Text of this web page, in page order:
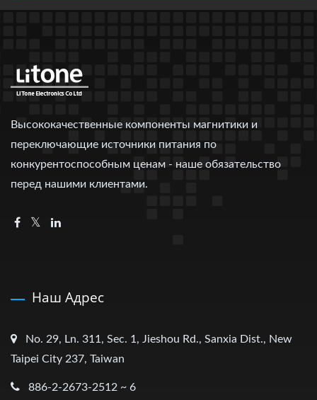
Высококачественные компоненты магнитики и
переключающие источники питания по
конкурентоспособным ценам - наше обязательство
перед нашими клиентами.
Наш Адрес
No. 29, Ln. 311, Sec. 1, Jieshou Rd., Sanxia Dist., New
Taipei City 237, Taiwan
886-2-2673-2512 ~ 6